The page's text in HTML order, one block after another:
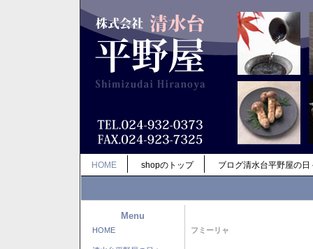
HOME shopのトップ ブログ清水台平野屋の日
Menu
HOME フミーリャ